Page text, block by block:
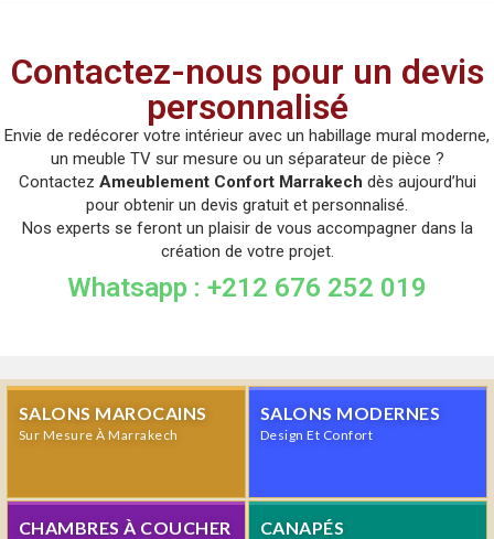
Contactez-nous pour un devis
personnalisé
Envie de redécorer votre intérieur avec un habillage mural moderne,
un meuble TV sur mesure ou un séparateur de pièce ?
Contactez Ameublement Confort Marrakech dès aujourd’hui
pour obtenir un devis gratuit et personnalisé.
Nos experts se feront un plaisir de vous accompagner dans la
création de votre projet.
Whatsapp : +212 676 252 019
SALONS MAROCAINS
Sur Mesure À Marrakech
SALONS MODERNES
Design Et Confort
CHAMBRES À COUCHER CANAPÉS